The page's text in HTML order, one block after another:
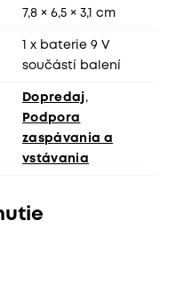
7,8 × 6,5 × 3,1 cm
1 x baterie 9 V
součástí balení
Dopredaj,
Podpora
zaspávania a
vstávania